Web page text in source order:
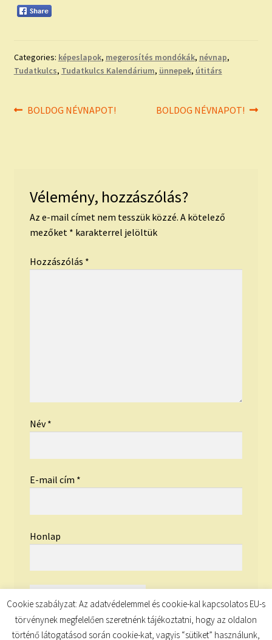
Categories: képeslapok, megerosítés mondókák, névnap,
Tudatkulcs, Tudatkulcs Kalendárium, ünnepek, útitárs
Bejegyzés
Previous
BOLDOG NÉVNAPOT!
Next
BOLDOG NÉVNAPOT!
Vélemény, hozzászólás?
Az e-mail címet nem tesszük közzé. A kötelező
mezőket * karakterrel jelöltük
Hozzászólás *
Név*
E-mail cím *
Honlap
Cookie szabályzat: Az adatvédelemmel és cookie-kal kapcsolatos EU-s
törvénynek megfelelően szeretnénk tájékoztatni, hogy az oldalon
történő látogatásod során cookie-kat, vagyis “sütiket” használunk,